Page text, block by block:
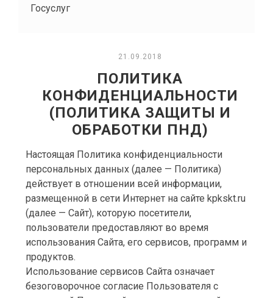
Госуслуг
21.09.2018
ПОЛИТИКА
КОНФИДЕНЦИАЛЬНОСТИ
(ПОЛИТИКА ЗАЩИТЫ И
ОБРАБОТКИ ПНД)
Настоящая Политика конфиденциальности
персональных данных (далее — Политика)
действует в отношении всей информации,
размещенной в сети Интернет на сайте kpkskt.ru
(далее — Сайт), которую посетители,
пользователи предоставляют во время
использования Сайта, его сервисов, программ и
продуктов.
Использование сервисов Сайта означает
безоговорочное согласие Пользователя с